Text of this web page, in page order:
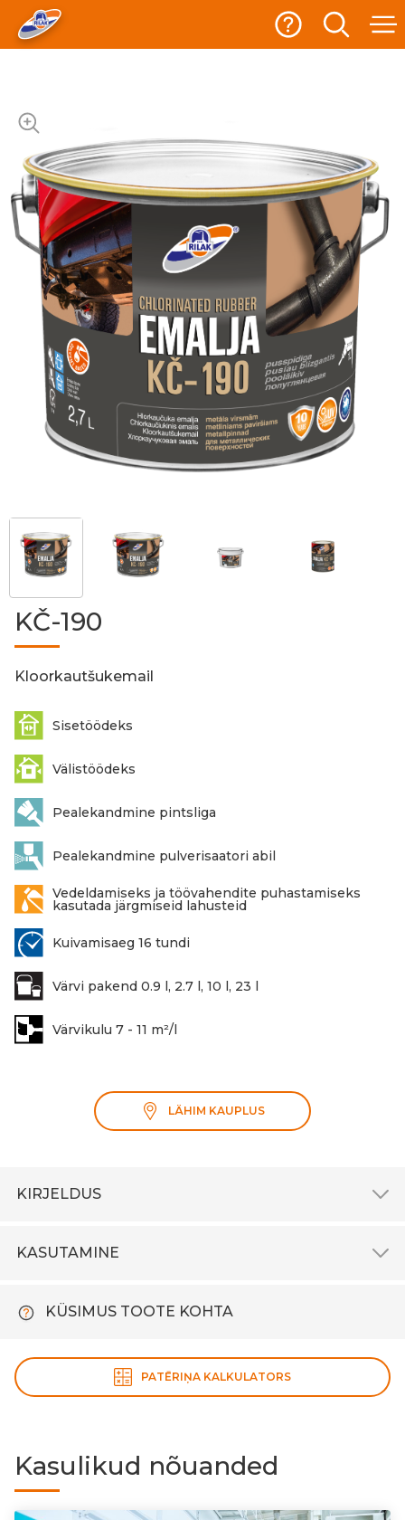
KČ-190
Kloorkautšukemail
Sisetöödeks
Välistöödeks
Pealekandmine pintsliga
Pealekandmine pulverisaatori abil
Vedeldamiseks ja töövahendite puhastamiseks
kasutada järgmiseid lahusteid
Kuivamisaeg 16 tundi
Värvi pakend 0.9 l, 2.7 l, 10 l, 23 l
Värvikulu 7 - 11 m²/l
LÄHIM KAUPLUS
KIRJELDUS
KASUTAMINE
KÜSIMUS TOOTE KOHTA
PATĒRIŅA KALKULATORS
Kasulikud nõuanded